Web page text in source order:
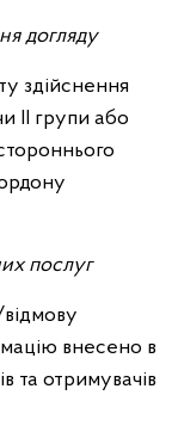
догляду
здійснення
ІІ групи або
послуг
внесено в
та отримувачів